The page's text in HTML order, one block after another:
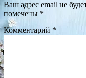
Ваш адрес email не
помечены *
Комментарий *